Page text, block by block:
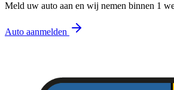
Meld uw auto aan en wij nemen binnen 1
Auto aanmelden